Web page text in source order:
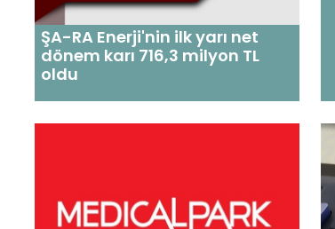
ŞA-RA Enerji'nin ilk yarı net
dönem karı 716,3 milyon TL
oldu